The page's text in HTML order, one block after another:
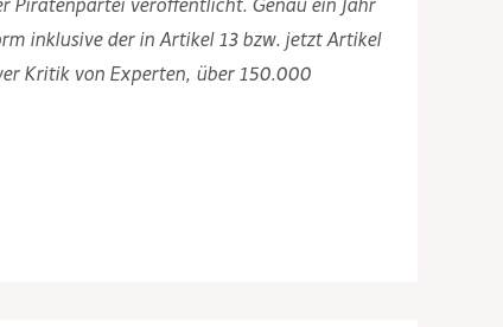
Piratenpartei veröffentlicht. Genau ein Jahr
inklusive der in Artikel 13 bzw. jetzt Artikel
Kritik von Experten, über 150.000